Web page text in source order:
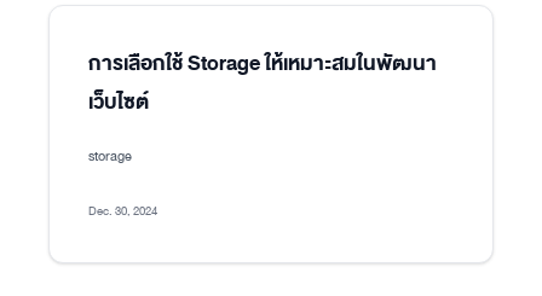
การเลือกใช้ Storage ให้เหมาะสมในพัฒนา
เว็บไซต์
storage
Dec. 30, 2024